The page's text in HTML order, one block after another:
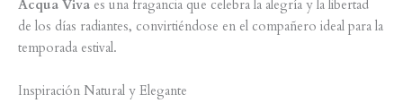
Acqua Viva es una fragancia que celebra la alegría y la libertad
de los días radiantes, convirtiéndose en el compañero ideal para la
temporada estival.
Inspiración Natural y Elegante